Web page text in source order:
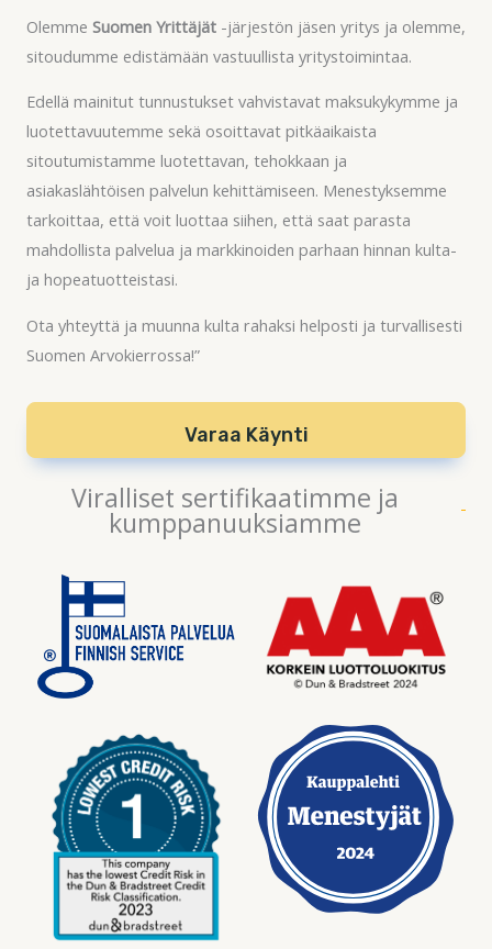
Olemme Suomen Yrittäjät -järjestön jäsen yritys ja olemme,
sitoudumme edistämään vastuullista yritystoimintaa.
Edellä mainitut tunnustukset vahvistavat maksukykymme ja
luotettavuutemme sekä osoittavat pitkäaikaista
sitoutumistamme luotettavan, tehokkaan ja
asiakaslähtöisen palvelun kehittämiseen. Menestyksemme
tarkoittaa, että voit luottaa siihen, että saat parasta
mahdollista palvelua ja markkinoiden parhaan hinnan kulta-
ja hopeatuotteistasi.
Ota yhteyttä ja muunna kulta rahaksi helposti ja turvallisesti
Suomen Arvokierrossa!”
Varaa Käynti
Viralliset sertifikaatimme ja
kumppanuuksiamme